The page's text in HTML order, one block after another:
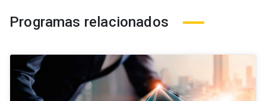
Programas relacionados